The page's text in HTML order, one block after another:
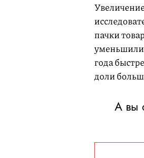
пачки
уменьшили
года
доли
А вы